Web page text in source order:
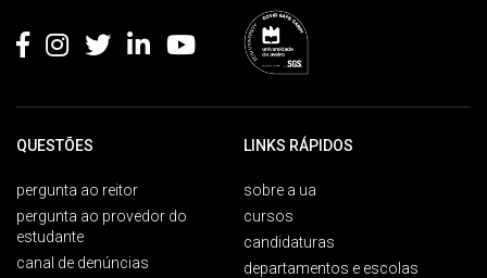
QUESTÕES
pergunta ao reitor
pergunta ao provedor do
estudante
canal de denúncias
LINKS RÁPIDOS
sobre a ua
cursos
candidaturas
departamentos e escolas